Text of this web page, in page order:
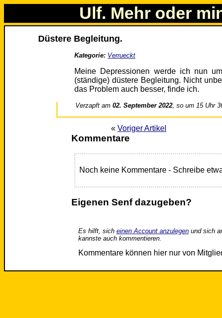
Ulf. Mehr oder
Düstere Begleitung.
Kategorie: Verrueckt
Meine Depressionen werde ich nun
(ständige) düstere Begleitung. Nicht
das Problem auch besser, finde ich.
Verzapft am02. September 2022, so um 15 Uhr
« Voriger Artikel
Kommentare
Noch keine Kommentare - Schreibe
Eigenen Senf dazugeben?
Es hilft, sich einen Account anzulegenund sich
kannste auch kommentieren.
Kommentare können hier nur von